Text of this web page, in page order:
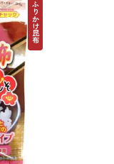
ふりかけ昆布